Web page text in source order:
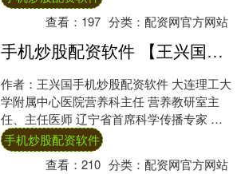
迹，或....
查看： 197 分类：配资网官方网站
手机炒股配资软件 【王兴国】营养新知：近期28篇饮食营养相关研究的简要解读（上）
作者：王兴国手机炒股配资软件 大连理工大
学附属中心医院营养科主任 营养教研室主
任、主任医师 辽宁省首席科学传播专家 辽
宁省营养学会副会长、辽宁省营养师协会副
会长....
手机炒股配资软件
查看：210 分类：配资网官方网站